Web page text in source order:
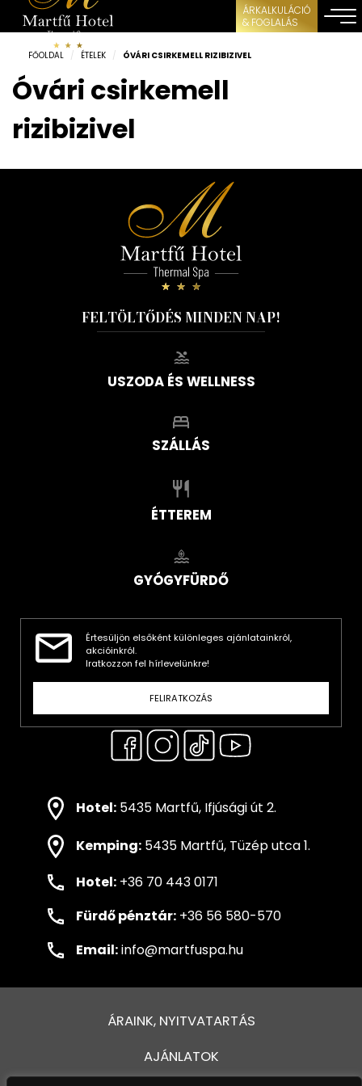
ÁRKALKULÁCIÓ
& FOGLALÁS
FŐOLDAL / ÉTELEK / ÓVÁRI CSIRKEMELL RIZIBIZIVEL
Óvári csirkemell
rizibizivel
FELTÖLTŐDÉS MINDEN NAP!
USZODA ÉS WELLNESS
SZÁLLÁS
ÉTTEREM
GYÓGYFÜRDŐ
Értesüljön elsőként különleges ajánlatainkról,
akcióinkról.
Iratkozzon fel hírlevelünkre!
FELIRATKOZÁS
Hotel: 5435 Martfű, Ifjúsági út 2.
Kemping: 5435 Martfű, Tüzép utca 1.
Hotel: +36 70 443 0171
Fürdő pénztár: +36 56 580-570
Email:info@martfuspa.hu
ÁRAINK, NYITVATARTÁS
AJÁNLATOK